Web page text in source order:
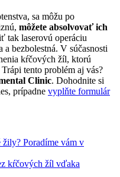
sa môžu po
môžete absolvovať ich
tak laserovú operáciu
bezbolestná. V súčasnosti
kŕčových žíl, ktorú
tento problém aj vás?
Clinic. Dohodnite si
prípadne vyplňte formulár
Poradíme vám v
kŕčových žíl vďaka